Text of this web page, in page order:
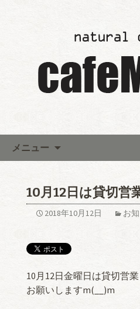
レストランウ
フェモード～
らのお知らせ
メニュー
10月12日は貸切営
2018年10月12日 お
10月12日金曜日は貸切営
お願いしますm(__)m